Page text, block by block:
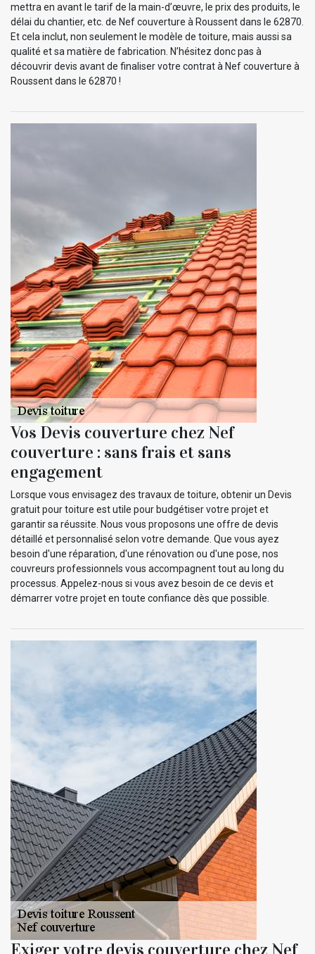
mettra en avant le tarif de la main-d’œuvre, le prix des produits, le
délai du chantier, etc. de Nef couverture à Roussent dans le 62870.
Et cela inclut, non seulement le modèle de toiture, mais aussi sa
qualité et sa matière de fabrication. N’hésitez donc pas à
découvrir devis avant de finaliser votre contrat à Nef couverture à
Roussent dans le 62870 !
Vos Devis couverture chez Nef
couverture : sans frais et sans
engagement
Lorsque vous envisagez des travaux de toiture, obtenir un Devis
gratuit pour toiture est utile pour budgétiser votre projet et
garantir sa réussite. Nous vous proposons une offre de devis
détaillé et personnalisé selon votre demande. Que vous ayez
besoin d'une réparation, d'une rénovation ou d'une pose, nos
couvreurs professionnels vous accompagnent tout au long du
processus. Appelez-nous si vous avez besoin de ce devis et
démarrer votre projet en toute confiance dès que possible.
Exiger votre devis couverture chez Nef